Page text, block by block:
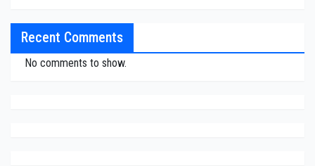
Recent Comments
No comments to show.